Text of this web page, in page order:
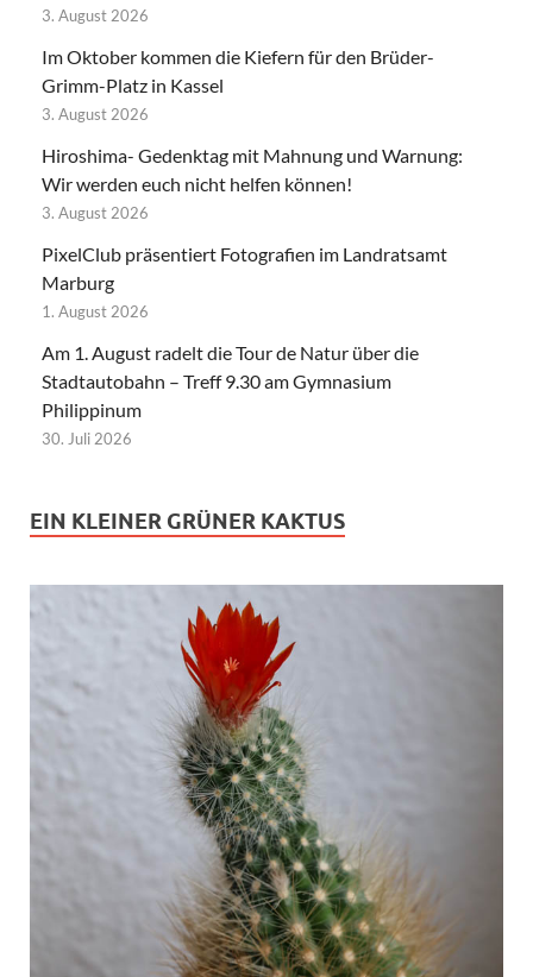
3. August 2026
Im Oktober kommen die Kiefern für den Brüder-
Grimm-Platz in Kassel
3. August 2026
Hiroshima- Gedenktag mit Mahnung und Warnung:
Wir werden euch nicht helfen können!
3. August 2026
PixelClub präsentiert Fotografien im Landratsamt
Marburg
1. August 2026
Am 1. August radelt die Tour de Natur über die
Stadtautobahn – Treff 9.30 am Gymnasium
Philippinum
30. Juli 2026
EIN KLEINER GRÜNER KAKTUS